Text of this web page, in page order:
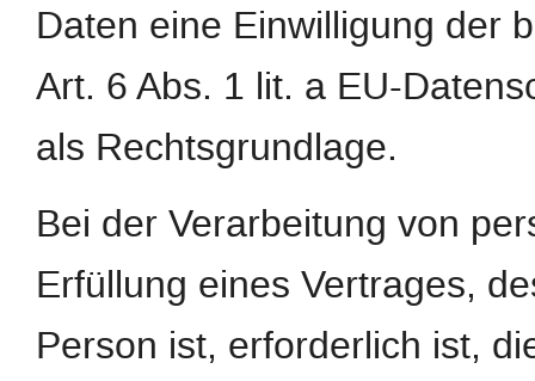
Daten eine Einwilligung der
Art. 6 Abs. 1 lit. a EU-
als Rechtsgrundlage.
Bei der Verarbeitung von
Erfüllung eines Vertrages,
Person ist, erforderlich ist,